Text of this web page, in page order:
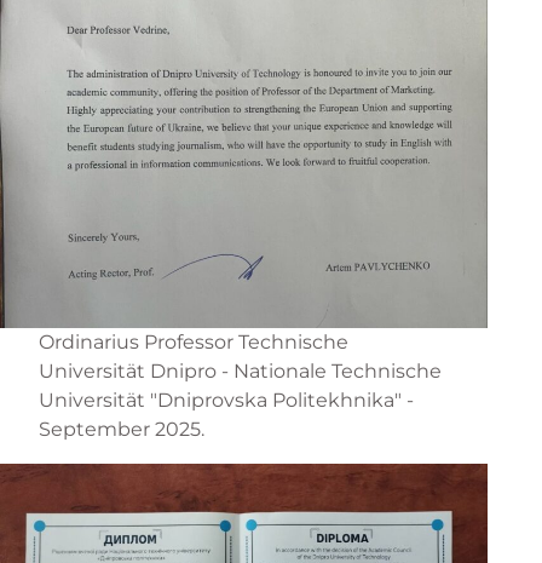
Ordinarius Professor Technische
Universität Dnipro - Nationale Technische
Universität "Dniprovska Politekhnika" -
September 2025.